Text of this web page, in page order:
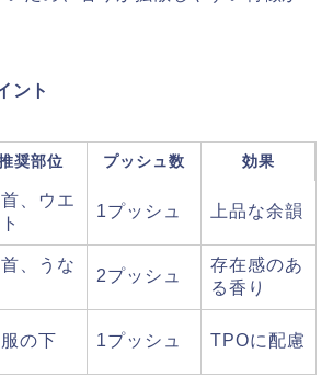
ント
奨部位 プッシュ数 効果
、ウエ
1プッシュ 上品な余韻
、うな
2プッシュ
存在感のあ
る香り
の下 1プッシュ TPOに配慮